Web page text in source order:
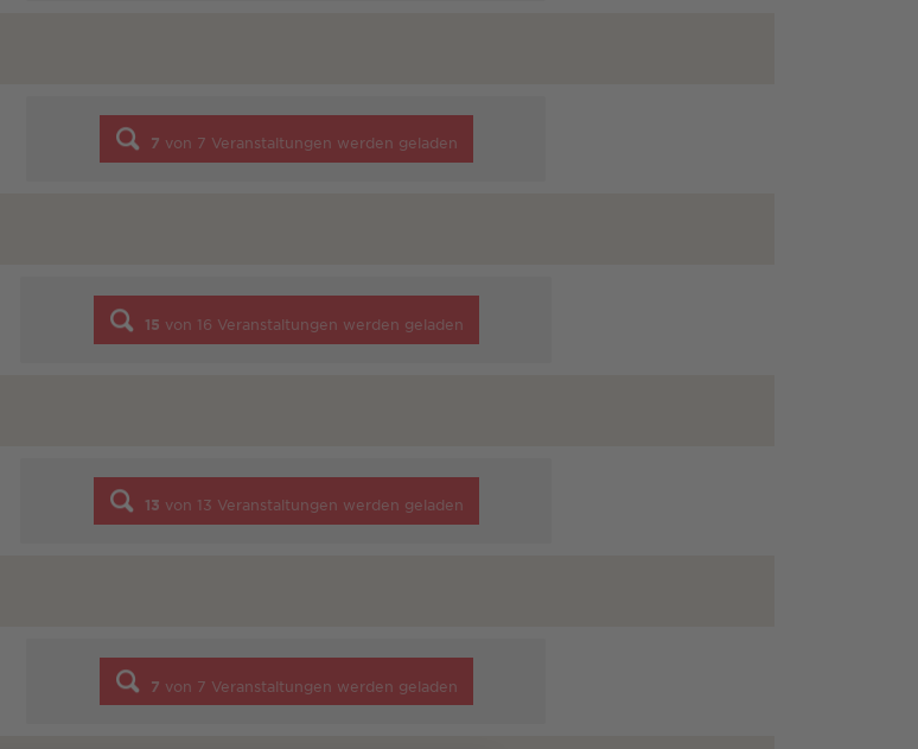
7 von 7 Veranstaltungen werden geladen
15 von 16 Veranstaltungen werden geladen
13 von 13 Veranstaltungen werden geladen
7 von 7 Veranstaltungen werden geladen